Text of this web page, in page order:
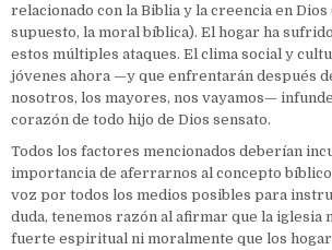
relacionado con la Biblia y la creencia en
supuesto, la moral bíblica). El hogar ha
estos múltiples ataques. El clima social y
jóvenes ahora —y que enfrentarán después
nosotros, los mayores, nos vayamos—
corazón de todo hijo de Dios sensato.
Todos los factores mencionados deberían
importancia de aferrarnos al concepto
voz por todos los medios posibles para
duda, tenemos razón al afirmar que la iglesia
fuerte espiritual ni moralmente que los